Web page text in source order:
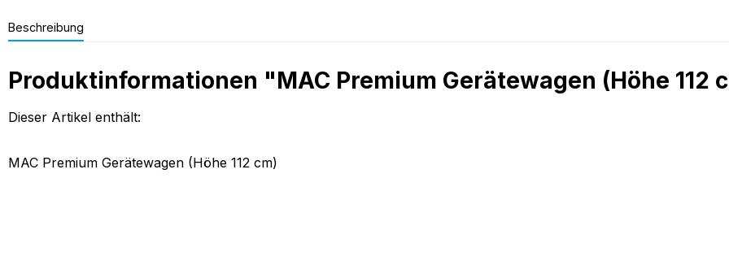
Beschreibung
Produktinformationen "MAC Premium Gerätewagen (Höhe 112
Dieser Artikel enthält:
MAC Premium Gerätewagen (Höhe 112 cm)